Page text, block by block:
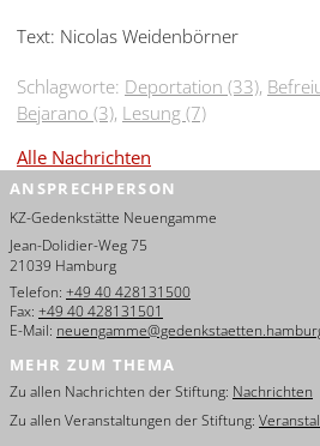
Text: Nicolas Weidenbörner
Schlagworte: Deportation (33),
Bejarano (3), Lesung (7)
Alle Nachrichten
ANSPRECHPERSON
KZ-Gedenkstätte Neuengamme
Jean-Dolidier-Weg 75
21039 Hamburg
Telefon: +49 40 428131500
Fax: +49 40 428131501
E-Mail:
MEHR ZUM THEMA
Zu allen Nachrichten der Stiftung: Nachrichten
Zu allen Veranstaltungen der Stiftung: